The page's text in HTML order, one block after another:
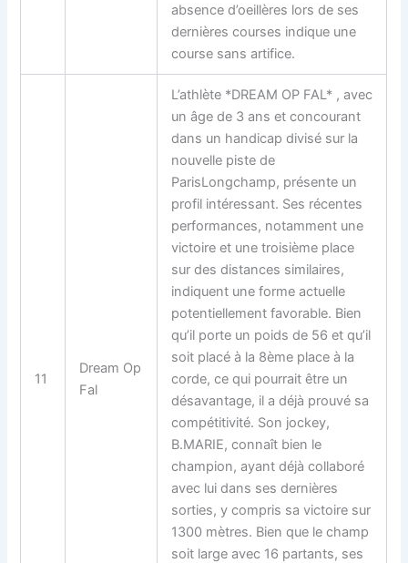
absence d’oeillères lors de ses
dernières courses indique une
course sans artifice.
11
Dream Op
Fal
L’athlète *DREAM OP FAL* , avec
un âge de 3 ans et concourant
dans un handicap divisé sur la
nouvelle piste de
ParisLongchamp, présente un
profil intéressant. Ses récentes
performances, notamment une
victoire et une troisième place
sur des distances similaires,
indiquent une forme actuelle
potentiellement favorable. Bien
qu’il porte un poids de 56 et qu’il
soit placé à la 8ème place à la
corde, ce qui pourrait être un
désavantage, il a déjà prouvé sa
compétitivité. Son jockey,
B.MARIE, connaît bien le
champion, ayant déjà collaboré
avec lui dans ses dernières
sorties, y compris sa victoire sur
1300 mètres. Bien que le champ
soit large avec 16 partants, ses